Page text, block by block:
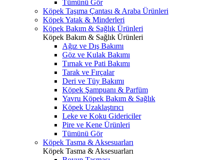
Tümünü Gör
Köpek Taşıma Çantası & Araba Ürünleri
Köpek Yatak & Minderleri
Köpek Bakım & Sağlık Ürünleri
Köpek Bakım & Sağlık Ürünleri
Ağız ve Dış Bakımı
Göz ve Kulak Bakımı
Tırnak ve Pati Bakımı
Tarak ve Fırçalar
Deri ve Tüy Bakımı
Köpek Şampuanı & Parfüm
Yavru Köpek Bakım & Sağlık
Köpek Uzaklaştırıcı
Leke ve Koku Gidericiler
Pire ve Kene Ürünleri
Tümünü Gör
Köpek Tasma & Aksesuarları
Köpek Tasma & Aksesuarları